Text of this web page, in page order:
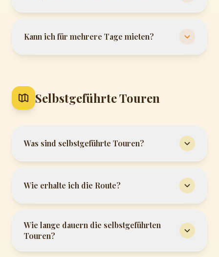
Kann ich für mehrere Tage mieten?
Selbstgeführte Touren
Was sind selbstgeführte Touren?
Wie erhalte ich die Route?
Wie lange dauern die selbstgeführten
Touren?